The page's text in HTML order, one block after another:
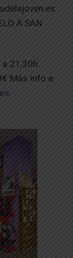
A SAN
21,30h.
Más Info e